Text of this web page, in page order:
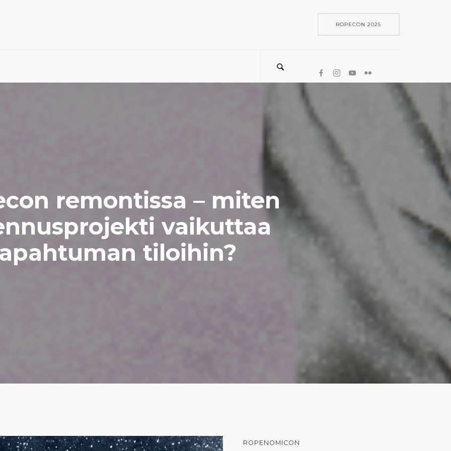
ROPECON 2025
remontissa – miten
vaikuttaa
tiloihin?
ROPENOMICON